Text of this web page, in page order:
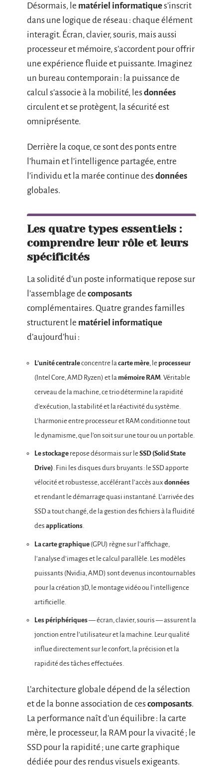
Désormais, le matériel informatiques’inscrit
dans une logique de réseau : chaque élément
interagit. Écran, clavier, souris, mais aussi
processeur et mémoire, s’accordent pour offrir
une expérience fluide et puissante. Imaginez
un bureau contemporain : la puissance de
calcul s’associe à la mobilité, lesdonnées
circulent et se protègent, la sécurité est
omniprésente.
Derrière la coque, ce sont des ponts entre
l’humain et l’intelligence partagée, entre
l’individu et la marée continue desdonnées
globales.
Les quatre types essentiels :
comprendre leur rôle et leurs
spécificités
La solidité d’un poste informatique repose sur
l’assemblage de composants
complémentaires. Quatre grandes familles
structurent le matériel informatique
d’aujourd’hui :
L’unité centraleconcentre la carte mère, le processeur
(Intel Core, AMD Ryzen) et la mémoire RAM . Véritable
cerveau de la machine, ce trio détermine la rapidité
d’exécution, la stabilité et la réactivité du système.
L’harmonie entre processeur et RAM conditionne tout
le dynamisme, que l’on soit sur une tour ou un portable.
Le stockage repose désormais sur leSSD (Solid State
Drive). Fini les disques durs bruyants : le SSD apporte
vélocité et robustesse, accélérant l’accès aux données
et rendant le démarrage quasi instantané. L’arrivée des
SSD a tout changé, de la gestion des fichiers à la fluidité
des applications.
La carte graphique (GPU) règne sur l’affichage,
l’analyse d’images et le calcul parallèle. Les modèles
puissants (Nvidia, AMD) sont devenus incontournables
pour la création 3D, le montage vidéo ou l’intelligence
artificielle.
Les périphériques— écran, clavier, souris — assurent la
jonction entre l’utilisateur et la machine. Leur qualité
influe directement sur le confort, la précision et la
rapidité des tâches effectuées.
L’architecture globale dépend de la sélection
et de la bonne association de cescomposants.
La performance naît d’un équilibre : la carte
mère, le processeur, la RAM pour la vivacité ; le
SSD pour la rapidité ; une carte graphique
dédiée pour des rendus visuels exigeants.